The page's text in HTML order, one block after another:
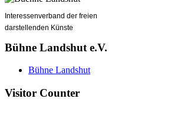
Interessenverband der freien
darstellenden Künste
Bühne Landshut e.V.
Bühne Landshut
Visitor Counter